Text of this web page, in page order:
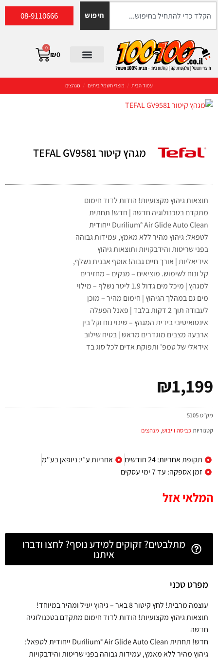
חיפוש 08-9110666
₪0
0
עמוד הבית / מוצרי חשמל ביתיים / מגהצים
מגהץ קיטור TEFAL GV9581
תוצאות גיהוץ מקצועיות! הודות לדוד חימום
מתקדם בטכנולוגיה חדשה | חדש! תחתית
Durilium° Air Glide Auto Clean ייחודית
לטפאל: גיהוץ מהיר ללא מאמץ, עמידות גבוהה
בפני שריטות והידבקויות ותוצאות גיהוץ
אידיאליות | אורך חיים גבוה! אוסף אבנית נשלף,
קל ונוח לשימוש. מוציאים – מנקים – מחזירים
למגהץ | מיכל מים גדול 1.9 ליטר נשלף – מילוי
מים גם במהלך הגיהוץ | חימום מהיר – מוכן
לעבודה תוך 2 דקות בלבד | פאנל הפעלה
אינטואיטיבי בידית המגהץ – שינוי נוח וקל בין
ארבעה מצבים מוגדרים מראש | בטיח שילוב
אידאלי של טמפ' ותפוקת אדים לכל סוג בד
₪1,199
מק"ט5105
קטגוריותכביסה וייבוש, מגהצים
תקופת אחריות: 24 חודשים
אחריות ע״י: ניופאן בע"מ
זמן אספקה: עד 7 ימי עסקים
המלאי אזל
מתלבטים? זקוקים למידע נוסף? לחצו ודברו
איתנו
מפרט טכני
עוצמה מרבית! לחץ קיטור 8 באר – גיהוץ יעיל ומהיר במיוחד!
תוצאות גיהוץ מקצועיות! הודות לדוד חימום מתקדם בטכנולוגיה
חדשה
חדש! תחתית Durilium° Air Glide Auto Clean ייחודית לטפאל:
גיהוץ מהיר ללא מאמץ, עמידות גבוהה בפני שריטות והידבקויות